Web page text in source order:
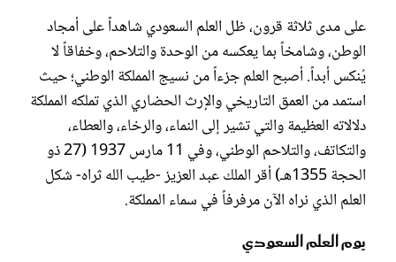
على مدى ثلاثة قرون، ظل العلم السعودي شاهداً على أمجاد
الوطن، وشامخاً بما يعكسه من الوحدة والتلاحم، وخفاقاً لا
يُنكس أبداً. أصبح العلم جزءاً من نسيج المملكة الوطني؛ حيث
استمد من العمق التاريخي والإرث الحضاري الذي تملكه المملكة
دلالاته العظيمة والتي تشير إلى النماء، والرخاء، والعطاء،
والتكاتف، والتلاحم الوطني، وفي 11 مارس 1937 (27 ذو
الحجة 1355هـ) أقر الملك عبد العزيز -طيب الله ثراه- شكل
العلم الذي نراه الآن مرفرفاً في سماء المملكة.
يوم العلم السعودي
مجلة سيدتي
غلاف رفمي